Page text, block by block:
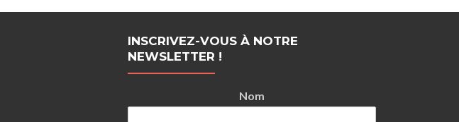
INSCRIVEZ-VOUS À NOTRE
NEWSLETTER !
Nom